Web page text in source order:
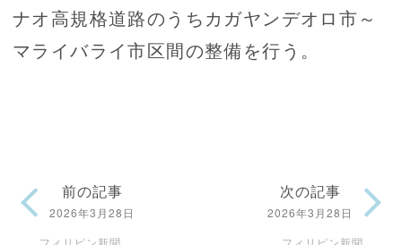
ナオ高規格道路のうちカガヤンデオロ市～
マライバライ市区間の整備を行う。
前の記事
2026年3月28日
次の記事
2026年3月28日